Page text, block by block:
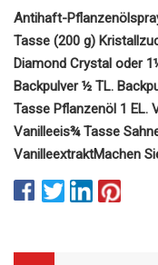
Antihaft-
Tasse (200 g)
Diamond Crystal oder
Backpulver½ TL.
Tasse Pflanzenöl 1 EL.
Vanilleeis¾ Tasse
VanilleextraktMachen